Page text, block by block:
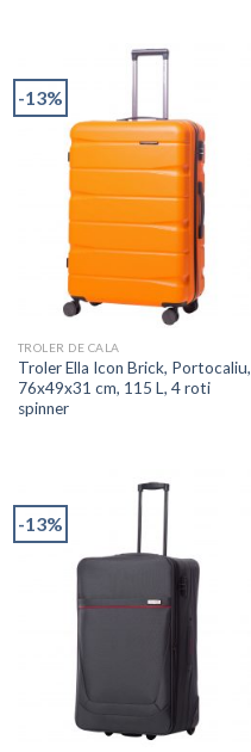
-13%
TROLER DE CALA
Troler Ella Icon Brick, Portocaliu,
76x49x31 cm, 115 L, 4 roti
spinner
-13%